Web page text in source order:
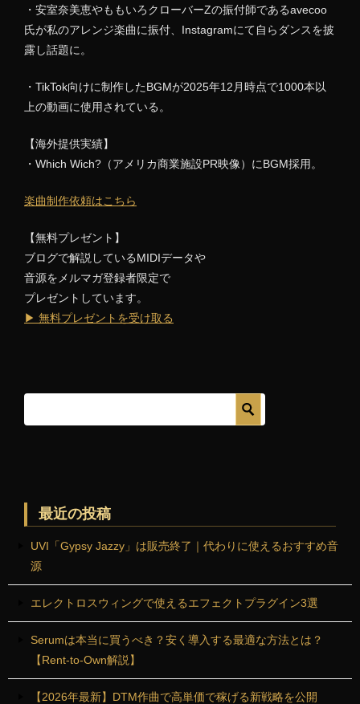
・安室奈美恵やももいろクローバーZの振付師であるavecoo
氏が私のアレンジ楽曲に振付、Instagramにて自らダンスを披
露し話題に。
・TikTok向けに制作したBGMが2025年12月時点で1000本以
上の動画に使用されている。
【海外提供実績】
・Which Wich?（アメリカ商業施設PR映像）にBGM採用。
楽曲制作依頼はこちら
【無料プレゼント】
ブログで解説しているMIDIデータや
音源をメルマガ登録者限定で
プレゼントしています。
▶ 無料プレゼントを受け取る
最近の投稿
UVI「Gypsy Jazzy」は販売終了｜代わりに使えるおすすめ音
源
エレクトロスウィングで使えるエフェクトプラグイン3選
Serumは本当に買うべき？安く導入する最適な方法とは？
【Rent-to-Own解説】
【2026年最新】DTM作曲で高単価で稼げる新戦略を公開